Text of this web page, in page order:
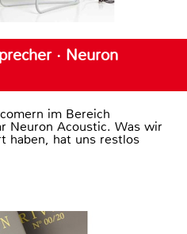
· Neuron
im Bereich
Neuron Acoustic. Was wir
haben, hat uns restlos